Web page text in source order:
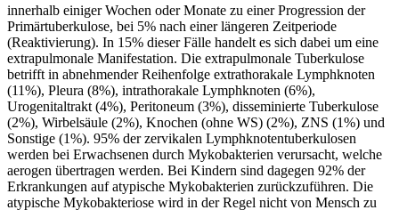
innerhalb einiger Wochen oder Monate zu einer Progression der
Primärtuberkulose, bei 5% nach einer längeren Zeitperiode
(Reaktivierung). In 15% dieser Fälle handelt es sich dabei um eine
extrapulmonale Manifestation. Die extrapulmonale Tuberkulose
betrifft in abnehmender Reihenfolge extrathorakale Lymphknoten
(11%), Pleura (8%), intrathorakale Lymphknoten (6%),
Urogenitaltrakt (4%), Peritoneum (3%), disseminierte Tuberkulose
(2%), Wirbelsäule (2%), Knochen (ohne WS) (2%), ZNS (1%) und
Sonstige (1%). 95% der zervikalen Lymphknotentuberkulosen
werden bei Erwachsenen durch Mykobakterien verursacht, welche
aerogen übertragen werden. Bei Kindern sind dagegen 92% der
Erkrankungen auf atypische Mykobakterien zurückzuführen. Die
atypische Mykobakteriose wird in der Regel nicht von Mensch zu